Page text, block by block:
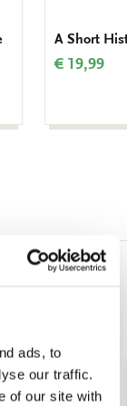
ads, to
our traffic.
of our site with
A Short
€ 19,99